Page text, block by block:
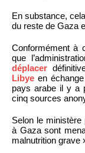
En substance,
du reste de Gaza
Conformément à
que
déplacer
Libye en
pays arabe il y a
cinq sources
Selon le ministère
à Gaza sont
malnutrition grave